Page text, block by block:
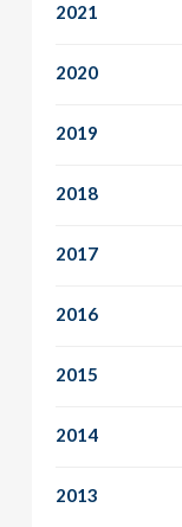
2021
2020
2019
2018
2017
2016
2015
2014
2013